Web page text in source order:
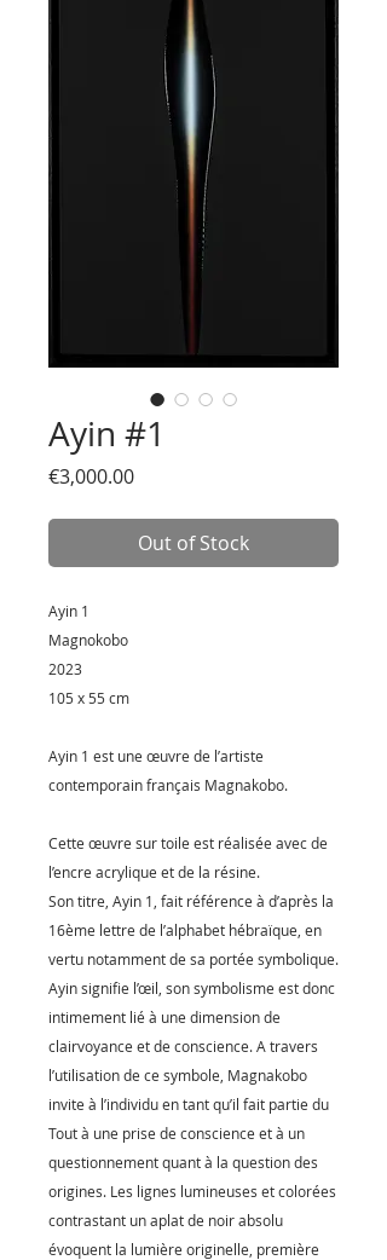
Ayin #1
€3,000.00Price
Out of Stock
Ayin 1
Magnokobo
2023
105 x 55 cm
Ayin 1 est une œuvre de l’artiste
contemporain français Magnakobo.
Cette œuvre sur toile est réalisée avec de
l’encre acrylique et de la résine.
Son titre, Ayin 1, fait référence à d’après la
16ème lettre de l’alphabet hébraïque, en
vertu notamment de sa portée symbolique.
Ayin signifie l’œil, son symbolisme est donc
intimement lié à une dimension de
clairvoyance et de conscience. A travers
l’utilisation de ce symbole, Magnakobo
invite à l’individu en tant qu’il fait partie du
Tout à une prise de conscience et à un
questionnement quant à la question des
origines. Les lignes lumineuses et colorées
contrastant un aplat de noir absolu
évoquent la lumière originelle, première